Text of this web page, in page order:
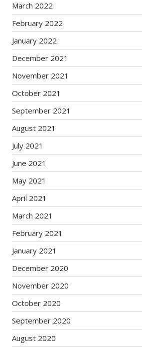
March 2022
February 2022
January 2022
December 2021
November 2021
October 2021
September 2021
August 2021
July 2021
June 2021
May 2021
April 2021
March 2021
February 2021
January 2021
December 2020
November 2020
October 2020
September 2020
August 2020